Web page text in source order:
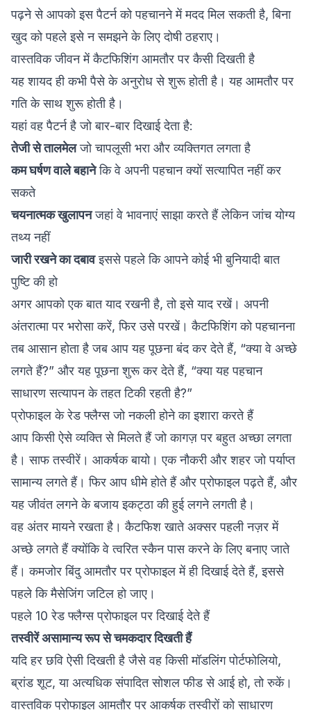
पढ़ने से आपको इस पैटर्न को पहचानने में मदद मिल सकती है, बिना
खुद को पहले इसे न समझने के लिए दोषी ठहराए।
वास्तविक जीवन में कैटफिशिंग आमतौर पर कैसी दिखती है
यह शायद ही कभी पैसे के अनुरोध से शुरू होती है। यह आमतौर पर
गति के साथ शुरू होती है।
यहां वह पैटर्न है जो बार-बार दिखाई देता है:
तेजी से तालमेलजो चापलूसी भरा और व्यक्तिगत लगता है
कम घर्षण वाले बहानेकि वे अपनी पहचान क्यों सत्यापित नहीं कर
सकते
चयनात्मक खुलापनजहां वे भावनाएं साझा करते हैं लेकिन जांच योग्य
तथ्य नहीं
जारी रखने का दबावइससे पहले कि आपने कोई भी बुनियादी बात
पुष्टि की हो
अगर आपको एक बात याद रखनी है, तो इसे याद रखें। अपनी
अंतरात्मा पर भरोसा करें, फिर उसे परखें। कैटफिशिंग को पहचानना
तब आसान होता है जब आप यह पूछना बंद कर देते हैं, “क्या वे अच्छे
लगते हैं?” और यह पूछना शुरू कर देते हैं, “क्या यह पहचान
साधारण सत्यापन के तहत टिकी रहती है?”
प्रोफाइल के रेड फ्लैग्स जो नकली होने का इशारा करते हैं
आप किसी ऐसे व्यक्ति से मिलते हैं जो कागज़ पर बहुत अच्छा लगता
है। साफ तस्वीरें। आकर्षक बायो। एक नौकरी और शहर जो पर्याप्त
सामान्य लगते हैं। फिर आप धीमे होते हैं और प्रोफाइल पढ़ते हैं, और
यह जीवंत लगने के बजाय इकट्ठा की हुई लगने लगती है।
वह अंतर मायने रखता है। कैटफिश खाते अक्सर पहली नज़र में
अच्छे लगते हैं क्योंकि वे त्वरित स्कैन पास करने के लिए बनाए जाते
हैं। कमजोर बिंदु आमतौर पर प्रोफाइल में ही दिखाई देते हैं, इससे
पहले कि मैसेजिंग जटिल हो जाए।
पहले 10 रेड फ्लैग्स प्रोफाइल पर दिखाई देते हैं
तस्वीरें असामान्य रूप से चमकदार दिखती हैं
यदि हर छवि ऐसी दिखती है जैसे वह किसी मॉडलिंग पोर्टफोलियो,
ब्रांड शूट, या अत्यधिक संपादित सोशल फीड से आई हो, तो रुकें।
वास्तविक प्रोफाइल आमतौर पर आकर्षक तस्वीरों को साधारण